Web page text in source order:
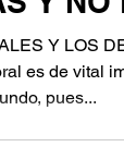
Y LOS
es de vital
pues...